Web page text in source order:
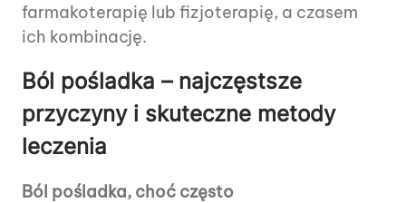
farmakoterapię lub fizjoterapię, a czasem
ich kombinację.
Ból pośladka – najczęstsze
przyczyny i skuteczne metody
leczenia
Ból pośladka, choć często